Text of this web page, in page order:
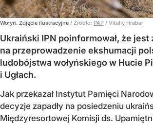
Wołyń. Zdjęcie ilustracyjne / Źródło: PAP / Vitaliy Hrabar
Ukraiński IPN poinformował, że jest
na przeprowadzenie ekshumacji
ludobójstwa wołyńskiego w Hucie
i Ugłach.
Jak przekazał Instytut Pamięci
decyzje zapadły na posiedzeniu
Międzyresortowej Komisji ds.